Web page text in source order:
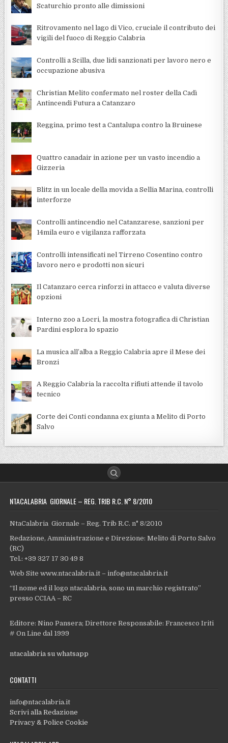
Scaturchio pronto alle dimissioni
Ritrovamento nel lago di Vico, cruciale il contributo dei
vigili del fuoco di Reggio Calabria
Controlli a Scilla, due lidi sanzionati per lavoro nero e
occupazione abusiva
Christian Melito confermato nel roster della Cadì
Antincendi Futura a Catanzaro
Reggina, primo test a Cantalupa contro la Bruinese
Quattro canadair in azione per un vasto incendio a
Gizzeria
Blitz in un locale della movida a Sellia Marina, controlli
interforze
Controlli antincendio nel Catanzarese, sanzioni per
14mila euro e vigilanza rafforzata
Controlli intensificati nel Tirreno Cosentino contro
lavoro nero e prodotti non sicuri
Il Catanzaro cerca rinforzi in attacco e valuta diverse
opzioni
Interno zoo a Locri, la mostra fotografica di Christian
Pardini esplora lo spazio
La musica all’alba a Reggio Calabria apre il Mese dei
Bronzi
A Reggio Calabria la raccolta rifiuti attende il tavolo
tecnico
Corte dei Conti condanna ex giunta a Melito di Porto
Salvo
NTACALABRIA GIORNALE – REG. TRIB R.C. N° 8/2010
NtaCalabria Giornale – Reg. Trib R.C. n° 8/2010
Redazione, Amministrazione e Direzione: Melito di Porto Salvo
(RC)
Tel.: +39 327 17 30 49 8
Web Site www.ntacalabria.it – info@ntacalabria.it
“Il nome ed il logo ntacalabria, sono un marchio registrato”
presso CCIAA – RC
Editore: Nino Pansera; Direttore Responsabile: Francesco Iriti
# On Line dal 1999
ntacalabria su whatsapp
CONTATTI
info@ntacalabria.it
Scrivi alla Redazione
Privacy & Police Cookie